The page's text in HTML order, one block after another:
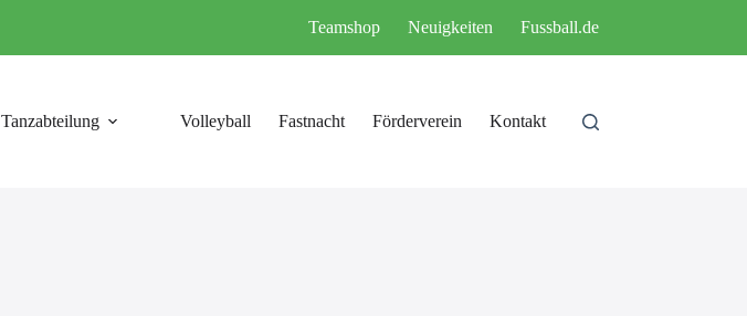
Teamshop Neuigkeiten Fussball.de
Tanzabteilung Volleyball Fastnacht Förderverein Kontakt